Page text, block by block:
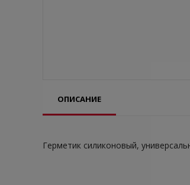
ОПИСАНИЕ
Герметик силиконовый,